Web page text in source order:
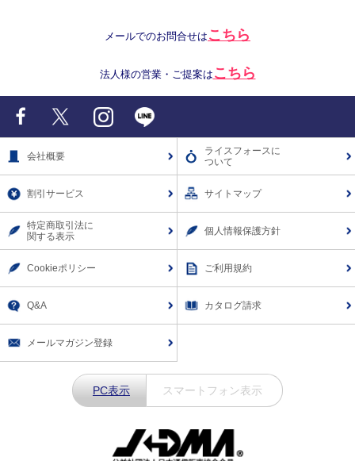
メールでのお問合せは こちら
法人様の営業・ご提案は こちら
Facebook
会社概要
ライスフォースに
ついて
割引サービス サイトマップ
特定商取引法に
関する表示
個人情報保護方針
Cookieポリシー ご利用規約
Q&A カタログ請求
メールマガジン登録
PC表示 スマートフォン表示